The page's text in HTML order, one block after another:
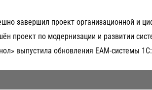
завершил проект организационной и
проект по модернизации и развитии
выпустила обновления EAM-системы